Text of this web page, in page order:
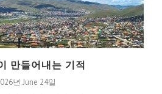
만들어내는 기적
년 June 24일